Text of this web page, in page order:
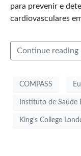
para prevenir e
cardiovasculares
Continue reading
COMPASS
Instituto de Saúde
King’s College